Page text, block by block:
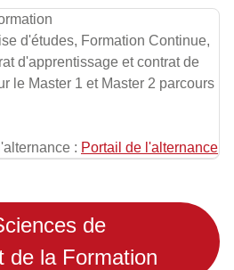
d'études, Formation Continue,
d'apprentissage et contrat de
le Master 1 et Master 2 parcours
: Portail de l'alternance
de
de la Formation